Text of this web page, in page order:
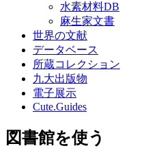
水素材料DB
麻生家文書
世界の文献
データベース
所蔵コレクション
九大出版物
電子展示
Cute.Guides
図書館を使う